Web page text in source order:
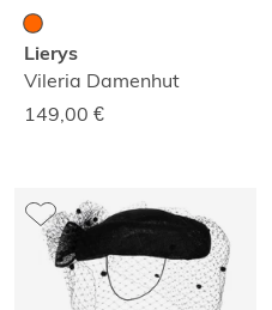
Lierys
Vileria Damenhut
149,00 €